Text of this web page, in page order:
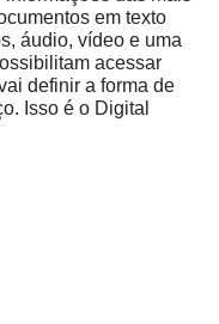
em texto
áudio, vídeo e uma
acessar
definir a forma de
Isso é o Digital